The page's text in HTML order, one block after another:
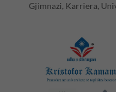
Gjimnazi, Karriera,